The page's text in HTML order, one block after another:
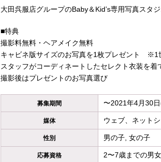
大田呉服店グループのBaby＆Kid’s専用写真スタ
■特典
撮影料無料・ヘアメイク無料
キャビネ版サイズのお写真を1枚プレゼント ※1
スタッフがコーディネートしたセレクト衣装を着
撮影後はプレゼントのお写真選び
募集期間 〜2021年4月30
媒体 ウェブ、ネット
性別 男の子, 女の子
応募資格
2〜7歳までの男女